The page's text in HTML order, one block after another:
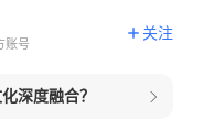
账号
关注
深度融合？